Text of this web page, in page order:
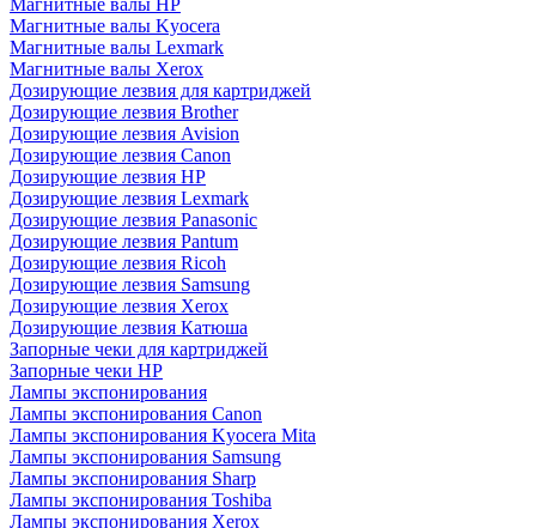
Магнитные валы HP
Магнитные валы Kyocera
Магнитные валы Lexmark
Магнитные валы Xerox
Дозирующие лезвия для картриджей
Дозирующие лезвия Brother
Дозирующие лезвия Avision
Дозирующие лезвия Canon
Дозирующие лезвия HP
Дозирующие лезвия Lexmark
Дозирующие лезвия Panasonic
Дозирующие лезвия Pantum
Дозирующие лезвия Ricoh
Дозирующие лезвия Samsung
Дозирующие лезвия Xerox
Дозирующие лезвия Катюша
Запорные чеки для картриджей
Запорные чеки HP
Лампы экспонирования
Лампы экспонирования Canon
Лампы экспонирования Kyocera Mita
Лампы экспонирования Samsung
Лампы экспонирования Sharp
Лампы экспонирования Toshiba
Лампы экспонирования Xerox